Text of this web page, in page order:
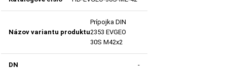
Prípojka DIN
2353 EVGEO
30S M42x2
-